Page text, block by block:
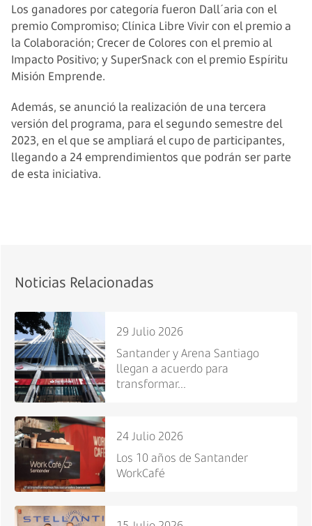
Los ganadores por categoría fueron Dall´aria con el
premio Compromiso; Clínica Libre Vivir con el premio a
la Colaboración; Crecer de Colores con el premio al
Impacto Positivo; y SuperSnack con el premio Espíritu
Misión Emprende.
Además, se anunció la realización de una tercera
versión del programa, para el segundo semestre del
2023, en el que se ampliará el cupo de participantes,
llegando a 24 emprendimientos que podrán ser parte
de esta iniciativa.
Noticias Relacionadas
29 Julio 2026
Santander y Arena Santiago
llegan a acuerdo para
transformar...
24 Julio 2026
Los 10 años de Santander
WorkCafé